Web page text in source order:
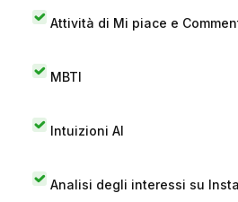
Attività di Mi piace e
MBTI
Intuizioni AI
Analisi degli interessi su